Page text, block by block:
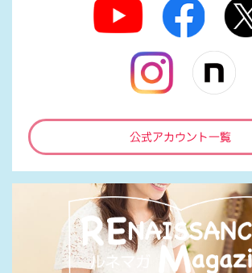
公式アカウント一覧